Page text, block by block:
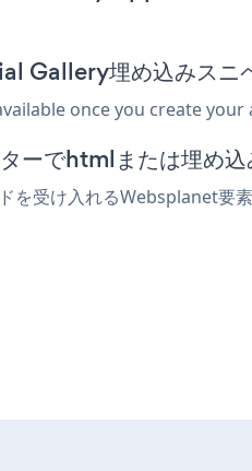
Gallery埋め込みスニ
once you create your
でhtmlまたは埋め込
を受け入れるWebsplanet要